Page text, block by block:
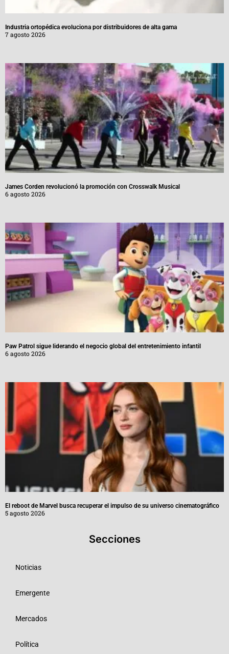
Industria ortopédica evoluciona por distribuidores de alta gama
7 agosto 2026
James Corden revolucionó la promoción con Crosswalk Musical
6 agosto 2026
Paw Patrol sigue liderando el negocio global del entretenimiento infantil
6 agosto 2026
El reboot de Marvel busca recuperar el impulso de su universo cinematográfico
5 agosto 2026
Secciones
Noticias
Emergente
Mercados
Política